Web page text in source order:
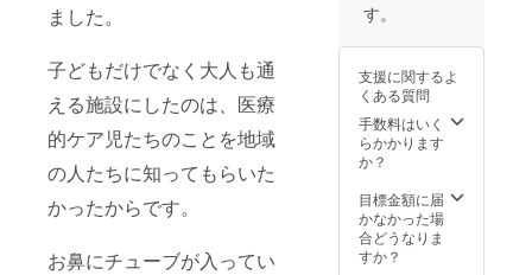
ました。
子どもだけでなく大人も通
える施設にしたのは、医療
的ケア児たちのことを地域
の人たちに知ってもらいた
かったからです。
お鼻にチューブが入ってい
通し語
たいで
す。
（短期
入所宿
泊体験
年末ま
でで
す）定
員2名と
間は５
す。さ
らに代
表丸山
のzoom
講義ま
zoom相
談（60
分）を
行いま
ジを幹
ムペー
ジとメ
ニュー
表に掲
載いた
す。支
援時、
必ず備
考欄に
サイ
15ペー
ジ)をお
送りし
ます。
また、
前、も
しくは
会社の
ホーム
す。
支援に関するよ
くある質問
手数料はいく
らかかります
か？
目標金額に届
かなかった場
合どうなりま
すか？